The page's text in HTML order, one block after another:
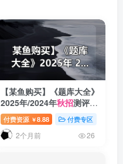
【某鱼购买】《题库大全》
2025年/2024年秋招测评题
库——智鼎、赛码、牛客校
招付费资源 ￥8.88 付费专区
2个月前 26